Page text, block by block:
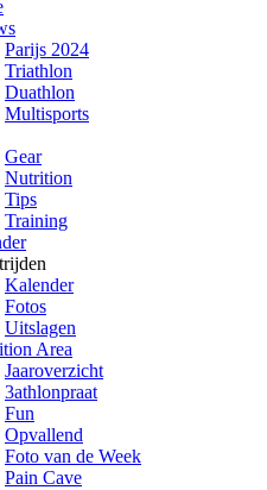
Parijs 2024
Triathlon
Duathlon
Multisports
Gear
Nutrition
Tips
Training
Kalender
Fotos
Uitslagen
Area
Jaaroverzicht
3athlonpraat
Fun
Opvallend
Foto van de Week
Pain Cave